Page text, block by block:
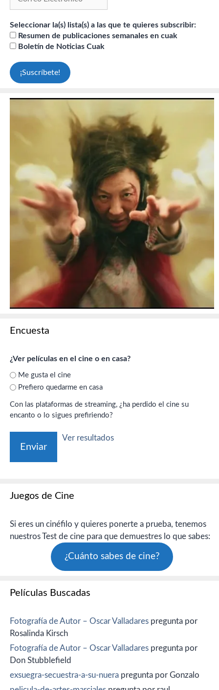
Seleccionar la(s) lista(s) a las que te quieres subscribir:
Resumen de publicaciones semanales en cuak
Boletín de Noticias Cuak
Encuesta
¿Ver películas en el cine o en casa?
Me gusta el cine
Prefiero quedarme en casa
Con las plataformas de streaming, ¿ha perdido el cine su
encanto o lo sigues prefiriendo?
Ver resultados
Juegos de Cine
Si eres un cinéfilo y quieres ponerte a prueba, tenemos
nuestros Test de cine para que demuestres lo que sabes:
¿Cuánto sabes de cine?
Películas Buscadas
Fotografía de Autor – Oscar Valladares pregunta por
Rosalinda Kirsch
Fotografía de Autor – Oscar Valladares pregunta por
Don Stubblefield
exsuegra-secuestra-a-su-nuera pregunta por Gonzalo